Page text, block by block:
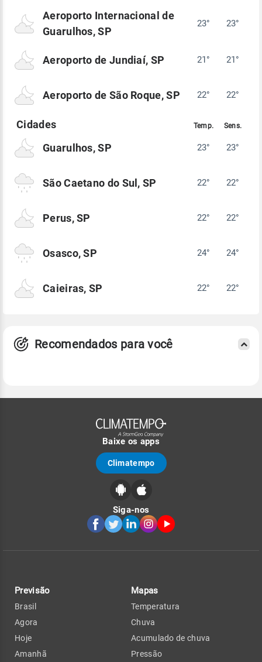
Aeroporto Internacional de
Guarulhos, SP
23° 23°
Aeroporto de Jundiaí, SP 21° 21°
Aeroporto de São Roque, SP 22° 22°
Guarulhos, SP 23° 23°
São Caetano do Sul, SP 22° 22°
Perus, SP 22° 22°
Osasco, SP 24° 24°
Caieiras, SP 22° 22°
Recomendados para você
Baixe os apps
Climatempo
Siga-nos
Previsão
Brasil
Agora
Hoje
Amanhã
Mapas
Temperatura
Chuva
Acumulado de chuva
Pressão